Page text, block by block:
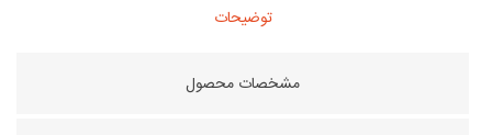
توضیحات
مشخصات محصول